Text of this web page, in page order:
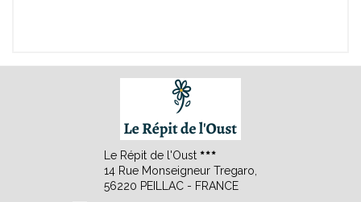
Le Répit de l'Oust
14 Rue Monseigneur Tregaro,
56220 PEILLAC - FRANCE